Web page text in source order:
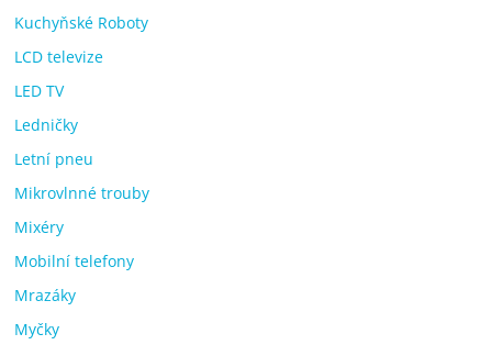
Kuchyňské Roboty
LCD televize
LED TV
Ledničky
Letní pneu
Mikrovlnné trouby
Mixéry
Mobilní telefony
Mrazáky
Myčky